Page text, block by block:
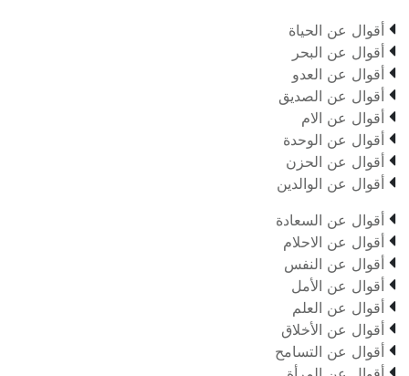
 أقوال عن الحياة
 أقوال عن البحر
 أقوال عن العدو
 أقوال عن الصديق
 أقوال عن الام
 أقوال عن الوحدة
 أقوال عن الحزن
 أقوال عن الوالدين
 أقوال عن السعادة
 أقوال عن الاحلام
 أقوال عن النفس
 أقوال عن الأمل
 أقوال عن العلم
 أقوال عن الأخلاق
 أقوال عن التسامح